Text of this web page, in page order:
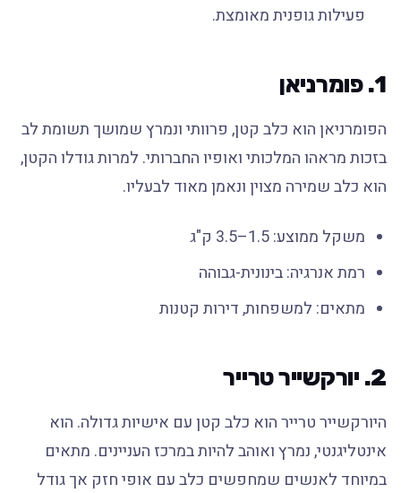
פעילות גופנית מאומצת.
1. פומרניאן
הפומרניאן הוא כלב קטן, פרוותי ונמרץ שמושך תשומת לב
בזכות מראהו המלכותי ואופיו החברותי. למרות גודלו הקטן,
הוא כלב שמירה מצוין ונאמן מאוד לבעליו.
משקל ממוצע: 1.5–3.5 ק"ג
רמת אנרגיה: בינונית-גבוהה
מתאים: למשפחות, דירות קטנות
2. יורקשייר טרייר
היורקשייר טרייר הוא כלב קטן עם אישיות גדולה. הוא
אינטליגנטי, נמרץ ואוהב להיות במרכז העניינים. מתאים
במיוחד לאנשים שמחפשים כלב עם אופי חזק אך גודל